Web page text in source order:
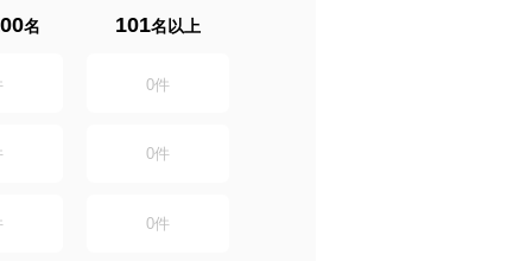
名 101名以上
0件
0件
0件